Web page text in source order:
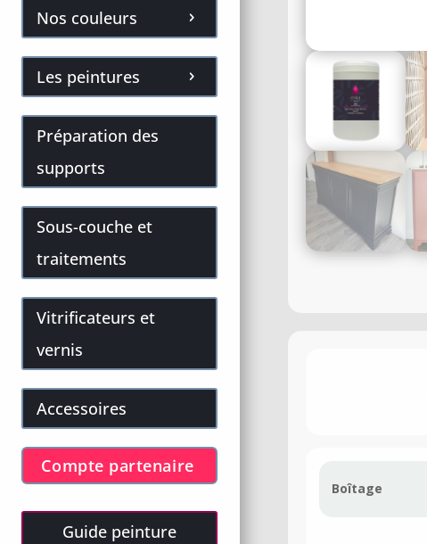
Nos couleurs
Les peintures
Préparation des
supports
Sous-couche et
traitements
Vitrificateurs et
vernis
Accessoires
Compte partenaire
Guide peinture
Boîtage